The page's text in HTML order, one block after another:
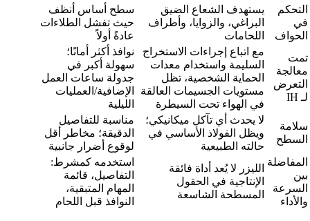
التحكم
في
الحواف
يستهدف الشعاع الضيق
البراغي، والزوايا، وأطراف
اللحامات
سطح أساس أنظف
حيث تفشل الطلاءات
عادةً أولاً
تمت
معالجة
التعرض
لـ IH
مع اتباع إجراءات الاستخراج
السليمة واستخدام معدات
الحماية الشخصية، تظل
مستويات الجسيمات العالقة
في الهواء تحت السيطرة
نوافذ أكثر أمانًا؛
سهولة أكبر في
جدولة ساعات العمل
الإضافية/العمليات
الليلية
سلامة
السطح
لا يحدث أي تآكل ميكانيكي؛
ويظل الفولاذ الأساسي في
حالته الطبيعية
مناسبة للتفاصيل
الدقيقة؛ مخاطر أقل
لوقوع أضرار جانبية
المفاضلة
بين
السرعة
والأداء
الليزر لا يُعد أداة فائقة
الإنتاجية في الحقول
المسطحة الشاسعة
استخدمه كمشرط:
التفاصيل، قائمة
المهام المتبقية،
النوافذ قبل اللحام